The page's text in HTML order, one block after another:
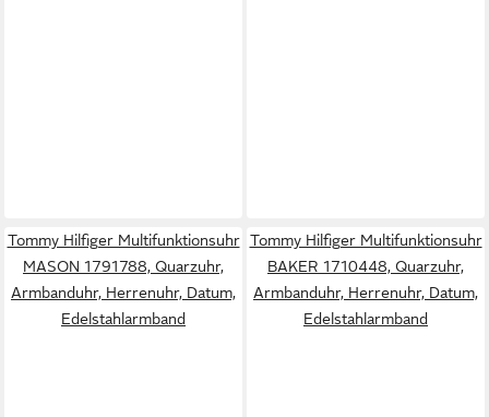
Tommy Hilfiger Multifunktionsuhr
MASON 1791788, Quarzuhr,
Armbanduhr, Herrenuhr, Datum,
Edelstahlarmband
Tommy Hilfiger Multifunktionsuhr
BAKER 1710448, Quarzuhr,
Armbanduhr, Herrenuhr, Datum,
Edelstahlarmband